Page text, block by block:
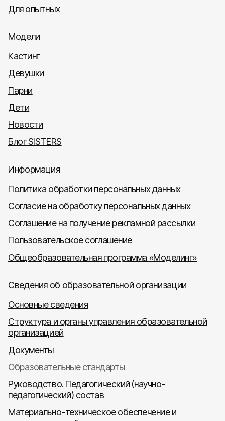
Для опытных
Модели
Кастинг
Девушки
Парни
Дети
Новости
Блог SISTERS
Информация
Политика обработки персональных данных
Согласие на обработку персональных данных
Соглашение на получение рекламной рассылки
Пользовательское соглашение
Общеобразовательная программа «Моделинг»
Сведения об образовательной организации
Основные сведения
Структура и органы управления образовательной
организацией
Документы
Образовательные стандарты
Руководство. Педагогический (научно-
педагогический) состав
Материально-техническое обеспечение и